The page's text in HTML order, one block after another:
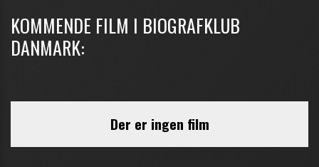
KOMMENDE FILM I BIOGRAFKLUB
DANMARK: